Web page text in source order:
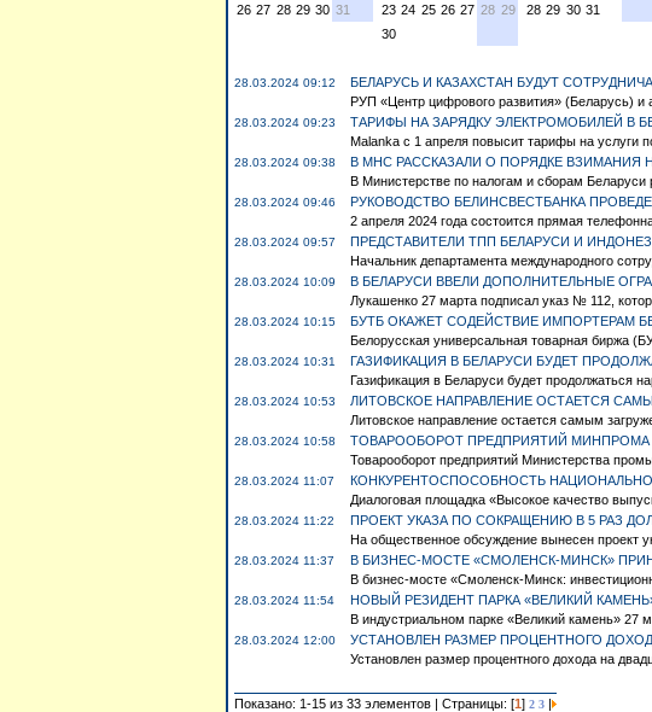
26 27 28 29 30 31
23 24 25 26 27 28 29
30
28 29 30 31
28.03.2024 09:12
БЕЛАРУСЬ И КАЗАХСТАН БУДУТ
РУП «Центр цифрового развития» (Беларусь) и
28.03.2024 09:23
ТАРИФЫ НА ЗАРЯДКУ ЭЛЕКТРОМОБИЛЕЙ В
Malanka с 1 апреля повысит тарифы на услуги
28.03.2024 09:38
В МНС РАССКАЗАЛИ О ПОРЯДКЕ ВЗИМАНИЯ
В Министерстве по налогам и сборам Беларуси
28.03.2024 09:46
РУКОВОДСТВО БЕЛИНСВЕСТБАНКА
2 апреля 2024 года состоится прямая
28.03.2024 09:57
ПРЕДСТАВИТЕЛИ ТПП БЕЛАРУСИ И
Начальник департамента международного
28.03.2024 10:09
В БЕЛАРУСИ ВВЕЛИ ДОПОЛНИТЕЛЬНЫЕ
Лукашенко 27 марта подписал указ № 112,
28.03.2024 10:15
БУТБ ОКАЖЕТ СОДЕЙСТВИЕ ИМПОРТЕРАМ
Белорусская универсальная товарная биржа
28.03.2024 10:31
ГАЗИФИКАЦИЯ В БЕЛАРУСИ БУДЕТ
Газификация в Беларуси будет продолжаться
28.03.2024 10:53
ЛИТОВСКОЕ НАПРАВЛЕНИЕ ОСТАЕТСЯ
Литовское направление остается самым
28.03.2024 10:58
ТОВАРООБОРОТ ПРЕДПРИЯТИЙ МИНПРОМА
Товарооборот предприятий Министерства
28.03.2024 11:07
КОНКУРЕНТОСПОСОБНОСТЬ
Диалоговая площадка «Высокое качество
28.03.2024 11:22
ПРОЕКТ УКАЗА ПО СОКРАЩЕНИЮ В 5 РАЗ
На общественное обсуждение вынесен проект
28.03.2024 11:37
В БИЗНЕС-МОСТЕ «СМОЛЕНСК-МИНСК»
В бизнес-мосте «Смоленск-Минск:
28.03.2024 11:54
НОВЫЙ РЕЗИДЕНТ ПАРКА «ВЕЛИКИЙ
В индустриальном парке «Великий камень» 27
28.03.2024 12:00
УСТАНОВЛЕН РАЗМЕР ПРОЦЕНТНОГО
Установлен размер процентного дохода на
Показано: 1-15 из 33 элементов | Страницы: [1] 2 3 |